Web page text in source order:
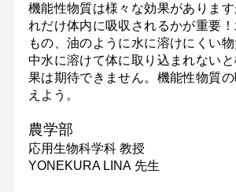
機能性物質は様々な効果がありま
れだけ体内に吸収されるかが重要
もの、油のように水に溶けにくい
中水に溶けて体に取り込まれない
果は期待できません。機能性物質
えよう。
農学部
応用生物科学科 教授
YONEKURA LINA 先生